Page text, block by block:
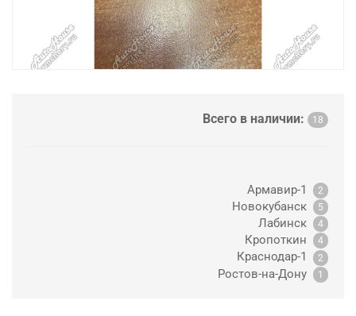
Всего в наличии: 18
Армавир-1 2
Новокубанск 5
Лабинск 4
Кропоткин 4
Краснодар-1 2
Ростов-на-Дону 1